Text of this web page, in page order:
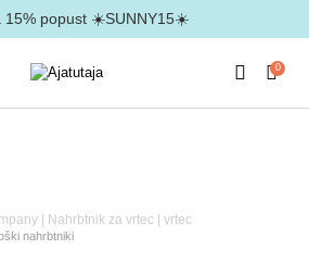
15% popust ☀️SUNNY15☀️
0
nahrbtniki
| Nahrbtnik za vrtec |vrtec